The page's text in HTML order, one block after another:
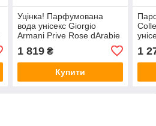
Уцінка! Парфумована
вода унісекс Giorgio
Armani Prive Rose dArabie
1 819₴
Купити
1